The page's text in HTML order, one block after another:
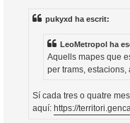
pukyxd ha escrit:
LeoMetropol ha
Aquells mapes que
per trams,
Sí cada tres o quatre
aquí: https://